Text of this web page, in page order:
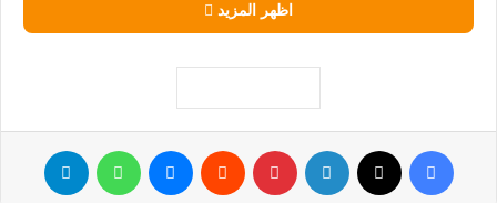
تنشئ نمطاً مزدوجاً
نتحاور اليوم في ارتفاع 5 عملات بديلة والتي زادت أكثر في سوق
اظهر المزيد
فيسبوك لينكدإن بينتيريست ماسنجر واتساب